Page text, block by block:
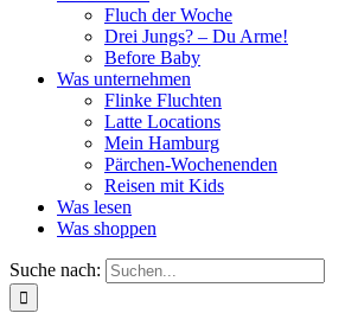
Fluch der Woche
Drei Jungs? – Du Arme!
Before Baby
Was unternehmen
Flinke Fluchten
Latte Locations
Mein Hamburg
Pärchen-Wochenenden
Reisen mit Kids
Was lesen
Was shoppen
Suche nach: